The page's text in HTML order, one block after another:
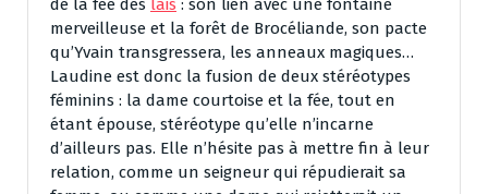
de la fée des lais : son lien avec une fontaine
merveilleuse et la forêt de Brocéliande, son pacte
qu’Yvain transgressera, les anneaux magiques…
Laudine est donc la fusion de deux stéréotypes
féminins : la dame courtoise et la fée, tout en
étant épouse, stéréotype qu’elle n’incarne
d’ailleurs pas. Elle n’hésite pas à mettre fin à leur
relation, comme un seigneur qui répudierait sa